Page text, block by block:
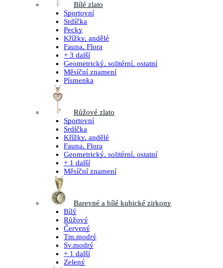
Bílé zlato
Sportovní
Srdíčka
Pecky
Křížky, andělé
Fauna, Flora
+ 3 další
Geometrický, solitérní, ostatní
Měsíční znamení
Písmenka
Růžové zlato
Sportovní
Srdíčka
Křížky, andělé
Fauna, Flora
Geometrický, solitérní, ostatní
+ 1 další
Měsíční znamení
Barevné a bílé kubické zirkony
Bílý
Růžový
Červený
Tm.modrý
Sv.modrý
+ 1 další
Zelený